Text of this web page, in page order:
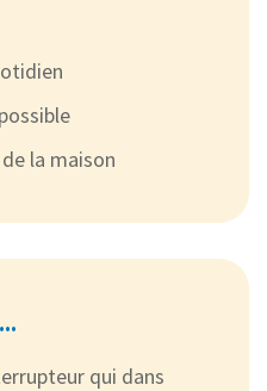
la maison
qui dans